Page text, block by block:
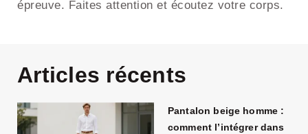
épreuve. Faites attention et écoutez votre corps.
Articles récents
Pantalon beige homme :
comment l’intégrer dans